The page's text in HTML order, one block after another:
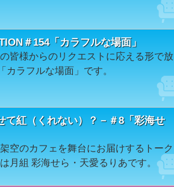
＃154「カラフルな場面」
皆様からのリクエストに応える形で放
ラフルな場面」です。
て紅（くれない）？－＃8「彩海せ
空のカフェを舞台にお届けするトーク
月組 彩海せら・天愛るりあです。